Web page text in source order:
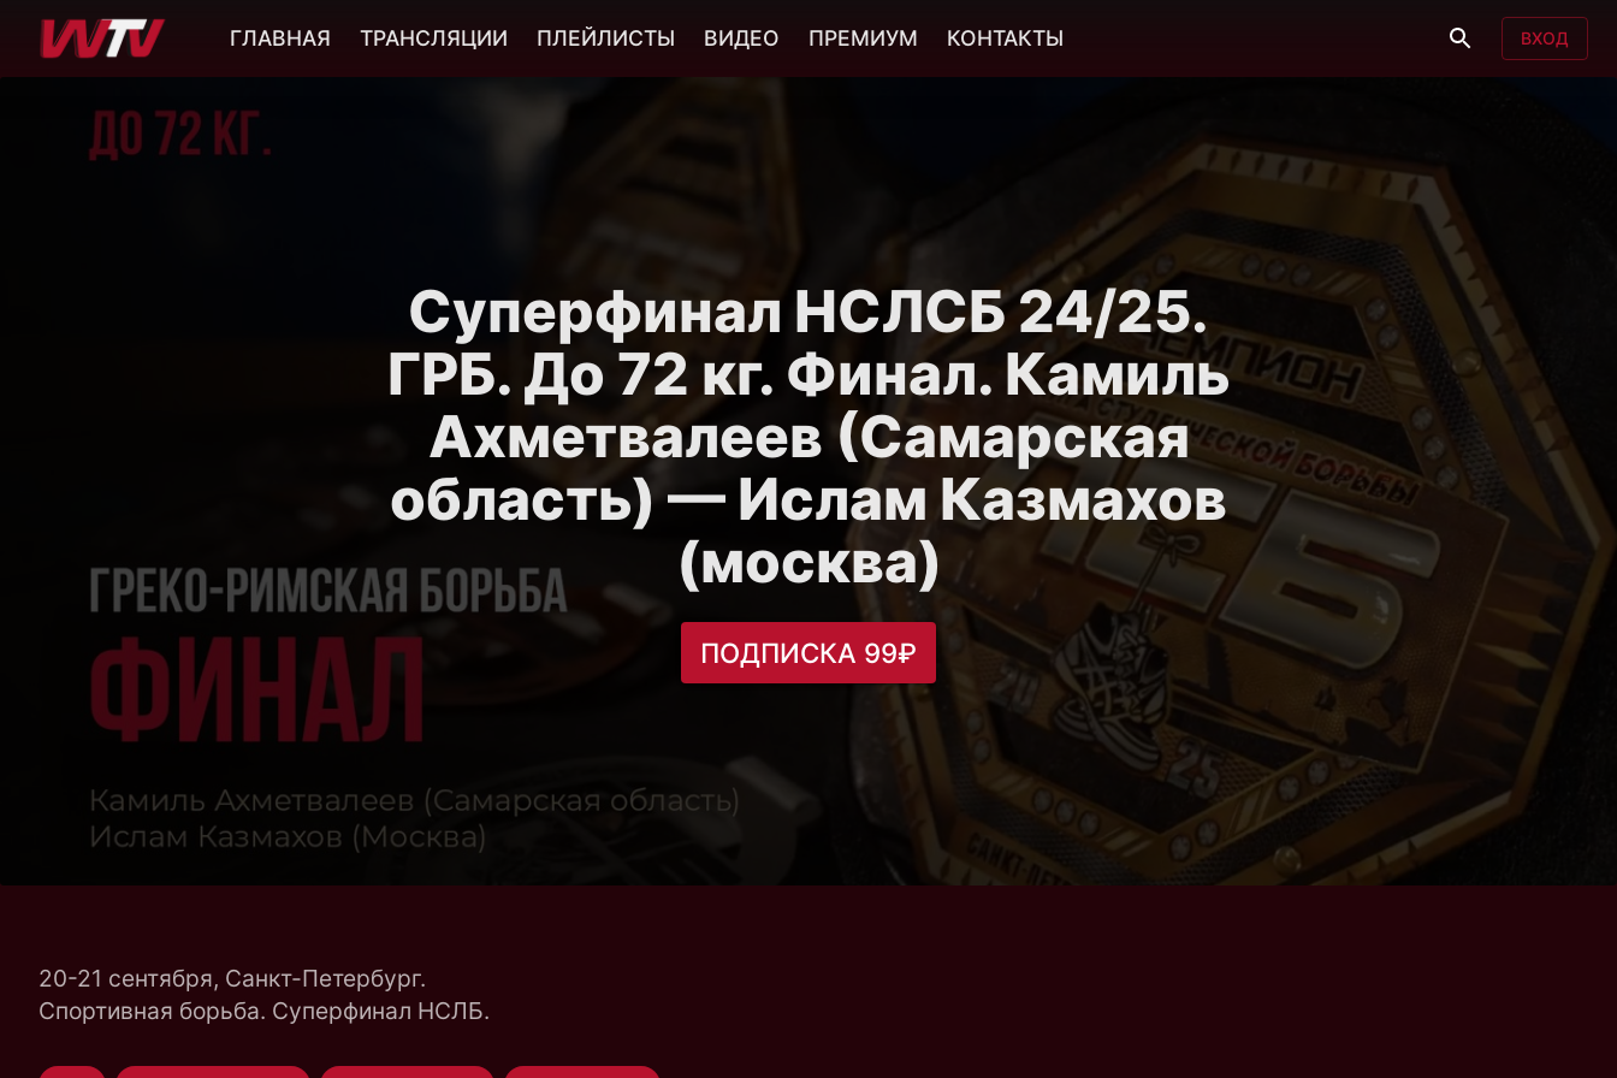
Суперфинал НСЛСБ 24/25.
ГРБ. До 72 кг. Финал. Камиль
Ахметвалеев (Самарская
область) — Ислам Казмахов
(москва)
ПОДПИСКА 99₽
20-21 сентября, Санкт-Петербург.
Спортивная борьба. Суперфинал НСЛБ.
ГЛАВНАЯ ТРАНСЛЯЦИИ ПЛЕЙЛИСТЫ ВИДЕО ПРЕМИУМ КОНТАКТЫ ВХОД